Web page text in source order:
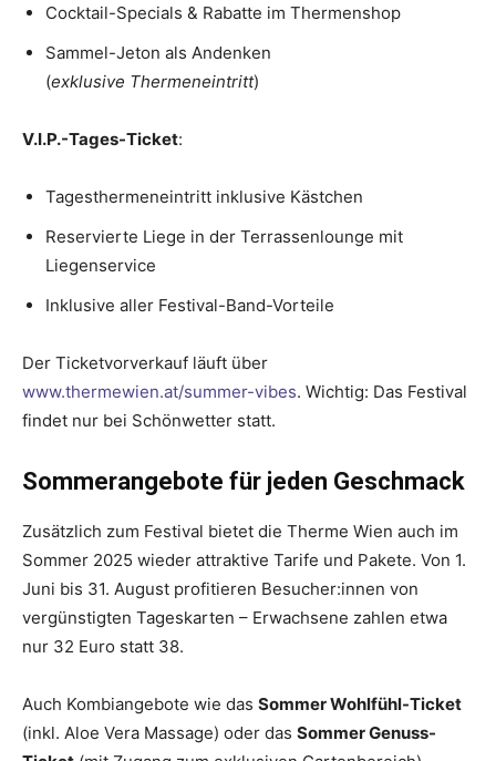
Cocktail-Specials & Rabatte im Thermenshop
Sammel-Jeton als Andenken
(exklusive Thermeneintritt)
V.I.P.-Tages-Ticket:
Tagesthermeneintritt inklusive Kästchen
Reservierte Liege in der Terrassenlounge mit
Liegenservice
Inklusive aller Festival-Band-Vorteile
Der Ticketvorverkauf läuft über
www.thermewien.at/summer-vibes. Wichtig: Das Festival
findet nur bei Schönwetter statt.
Sommerangebote für jeden Geschmack
Zusätzlich zum Festival bietet die Therme Wien auch im
Sommer 2025 wieder attraktive Tarife und Pakete. Von 1.
Juni bis 31. August profitieren Besucher:innen von
vergünstigten Tageskarten – Erwachsene zahlen etwa
nur 32 Euro statt 38.
Auch Kombiangebote wie das Sommer Wohlfühl-Ticket
(inkl. Aloe Vera Massage) oder das Sommer Genuss-